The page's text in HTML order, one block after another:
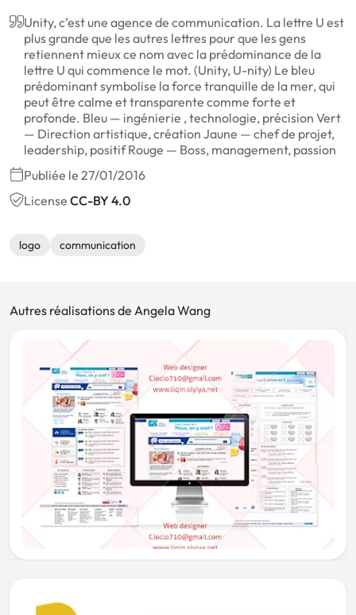
Unity, c’est une agence de communication. La lettre U est
plus grande que les autres lettres pour que les gens
retiennent mieux ce nom avec la prédominance de la
lettre U qui commence le mot. (Unity, U-nity) Le bleu
prédominant symbolise la force tranquille de la mer, qui
peut être calme et transparente comme forte et
profonde. Bleu — ingénierie , technologie, précision Vert
— Direction artistique, création Jaune — chef de projet,
leadership, positif Rouge — Boss, management, passion
Publiée le 27/01/2016
License CC-BY 4.0
logo communication
Autres réalisations de Angela Wang